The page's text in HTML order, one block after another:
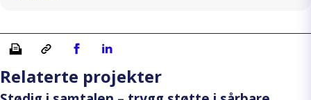
Skriv ut Kopiera länkDel på Facebook
Del på Linkedin
Relaterte projekter